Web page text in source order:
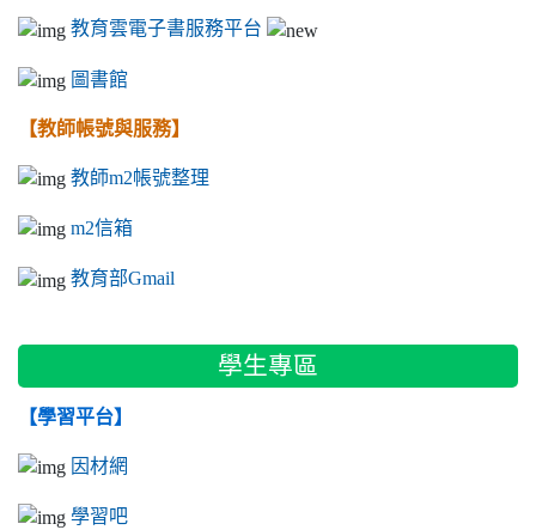
教育雲電子書服務平台
圖書館
【教師帳號與服務】
教師m2帳號整理
m2信箱
教育部Gmail
學生專區
【學習平台】
因材網
學習吧